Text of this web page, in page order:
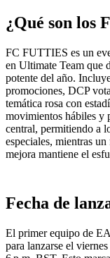
¿Qué son los
FC FUTTIES es un
en Ultimate Team que
potente del año.
promociones, DCP
temática rosa con
movimientos hábiles y
central, permitiendo a
especiales, mientras
mejora mantiene el
Fecha de
El primer equipo de
para lanzarse el